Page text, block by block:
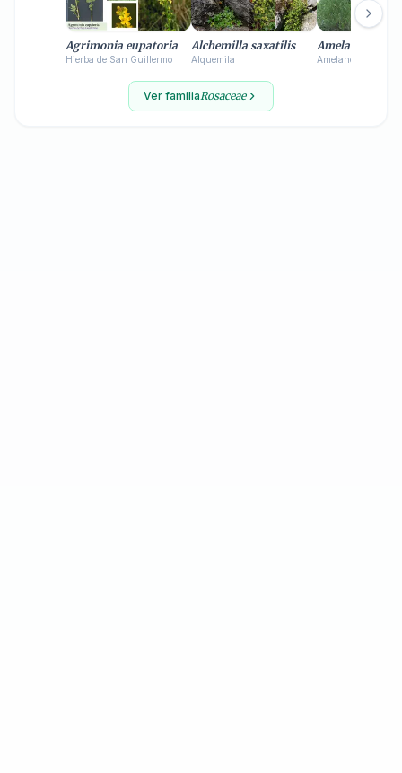
Agrimonia eupatoria
Hierba de San Guillermo
Alchemilla saxatilis
Alquemila
Amelanchier
Amelanchero
Ver familiaRosaceae